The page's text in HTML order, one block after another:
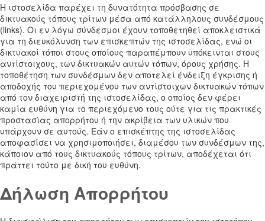
Η ιστοσελίδα παρέχει τη δυνατότητα πρόσβασης σε
δικτυακούς τόπους τρίτων μέσα από κατάλληλους συνδέσμους
(links). Οι εν λόγω σύνδεσμοι έχουν τοποθετηθεί αποκλειστικά
για τη διευκόλυνση των επισκεπτών της ιστοσελίδας, ενώ οι
δικτυακοί τόποι στους οποίους παραπέμπουν υπόκεινται στους
αντίστοιχους, των δικτυακών αυτών τόπων, όρους χρήσης. Η
τοποθέτηση των συνδέσμων δεν αποτελεί ένδειξη έγκρισης ή
αποδοχής του περιεχομένου των αντίστοιχων δικτυακών τόπων
από τον διαχειριστή της ιστοσελίδας, ο οποίος δεν φέρει
καμία ευθύνη για το περιεχόμενο τους ούτε για τις πρακτικές
προστασίας απορρήτου ή την ακρίβεια των υλικών που
υπάρχουν σε αυτούς. Εάν ο επισκέπτης της ιστοσελίδας
αποφασίσει να χρησιμοποιήσει, διαμέσου των συνδέσμων της,
κάποιον από τους δικτυακούς τόπους τρίτων, αποδέχεται ότι
πράττει τούτο με δική του ευθύνη.
Δήλωση Απορρήτου